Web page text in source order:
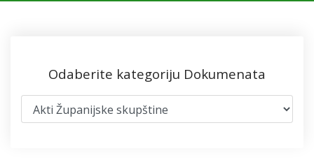
Odaberite kategoriju Dokumenata